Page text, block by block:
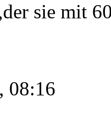
sie mit
08:16